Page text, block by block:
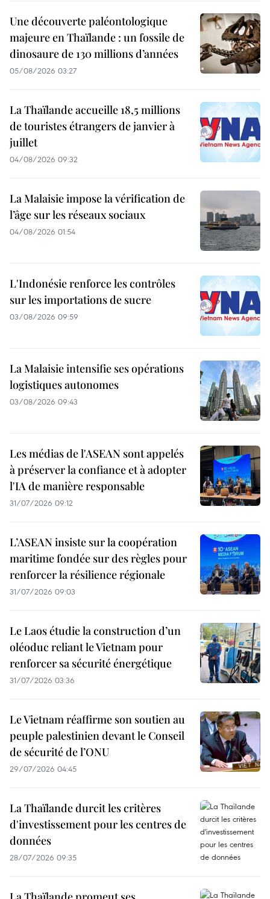
Une découverte paléontologique
majeure en Thaïlande : un fossile de
dinosaure de 130 millions d’années
05/08/2026 03:27
La Thaïlande accueille 18,5 millions
de touristes étrangers de janvier à
juillet
04/08/2026 09:32
La Malaisie impose la vérification de
l’âge sur les réseaux sociaux
04/08/2026 01:54
L'Indonésie renforce les contrôles
sur les importations de sucre
03/08/2026 09:59
La Malaisie intensifie ses opérations
logistiques autonomes
03/08/2026 09:43
Les médias de l'ASEAN sont appelés
à préserver la confiance et à adopter
l'IA de manière responsable
31/07/2026 09:12
L’ASEAN insiste sur la coopération
maritime fondée sur des règles pour
renforcer la résilience régionale
31/07/2026 09:03
Le Laos étudie la construction d’un
oléoduc reliant le Vietnam pour
renforcer sa sécurité énergétique
31/07/2026 03:36
Le Vietnam réaffirme son soutien au
peuple palestinien devant le Conseil
de sécurité de l’ONU
29/07/2026 04:45
La Thaïlande durcit les critères
d'investissement pour les centres de
données
28/07/2026 09:35